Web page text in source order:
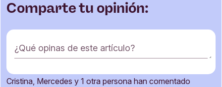
Comparte tu opinión:
F
o
m
¿Qué opinas de este artículo?
Cristina, Mercedes y 1 otra persona han comentado